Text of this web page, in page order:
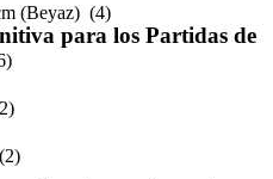
(Beyaz) (4)
para los Partidas de